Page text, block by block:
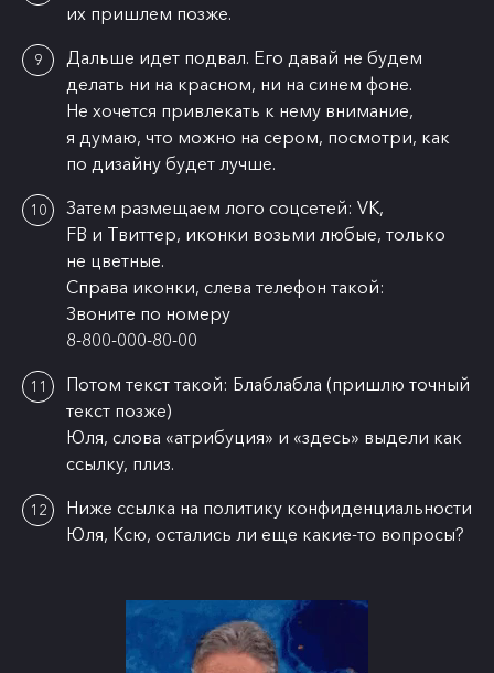
их пришлем позже.
Дальше идет подвал. Его давай не будем
делать ни на красном, ни на синем фоне.
Не хочется привлекать к нему внимание,
я думаю, что можно на сером, посмотри, как
по дизайну будет лучше.
Затем размещаем лого соцсетей: VK,
FB и Твиттер, иконки возьми любые, только
не цветные.
Справа иконки, слева телефон такой:
Звоните по номеру
8-800-000-80-00
Потом текст такой: Блаблабла (пришлю точный
текст позже)
Юля, слова «атрибуция» и «здесь» выдели как
ссылку, плиз.
Ниже ссылка на политику конфиденциальности
Юля, Ксю, остались ли еще какие-то вопросы?